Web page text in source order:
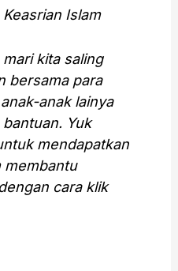
Islam
kita saling
bersama para
anak lainya
Yuk
mendapatkan
membantu
cara klik